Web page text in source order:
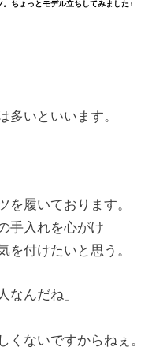
ちょっとモデル立ちしてみました♪
多いといいます。
を履いております。
手入れを心がけ
を付けたいと思う。
なんだね」
くないですからねぇ。